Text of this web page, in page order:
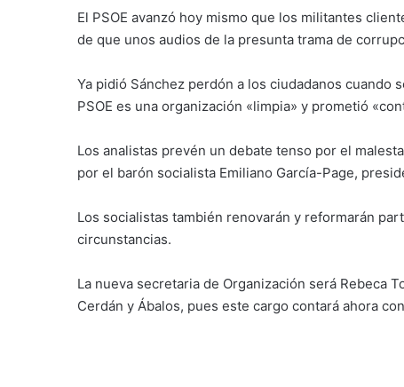
El PSOE avanzó hoy mismo que los militantes
de que unos audios de la presunta trama de
Ya pidió Sánchez perdón a los ciudadanos
PSOE es una organización «limpia» y prometió
Los analistas prevén un debate tenso por el
por el barón socialista Emiliano García-Page,
Los socialistas también renovarán y reformarán
circunstancias.
La nueva secretaria de Organización será Rebeca
Cerdán y Ábalos, pues este cargo contará ahora